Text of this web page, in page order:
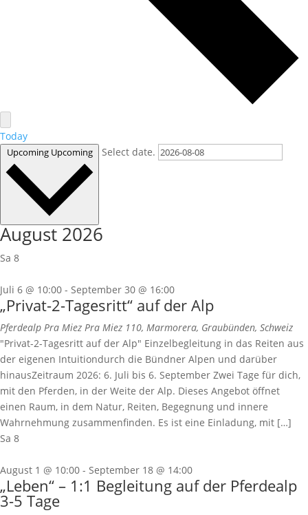
Today
Upcoming Upcoming Select date.
August 2026
Sa 8
Juli 6 @ 10:00 - September 30 @ 16:00
„Privat-2-Tagesritt“ auf der Alp
Pferdealp Pra Miez Pra Miez 110, Marmorera, Graubünden, Schweiz
"Privat-2-Tagesritt auf der Alp" Einzelbegleitung in das Reiten aus
der eigenen Intuitiondurch die Bündner Alpen und darüber
hinausZeitraum 2026: 6. Juli bis 6. September Zwei Tage für dich,
mit den Pferden, in der Weite der Alp. Dieses Angebot öffnet
einen Raum, in dem Natur, Reiten, Begegnung und innere
Wahrnehmung zusammenfinden. Es ist eine Einladung, mit […]
Sa 8
August 1 @ 10:00 - September 18 @ 14:00
„Leben“ – 1:1 Begleitung auf der Pferdealp
3-5 Tage